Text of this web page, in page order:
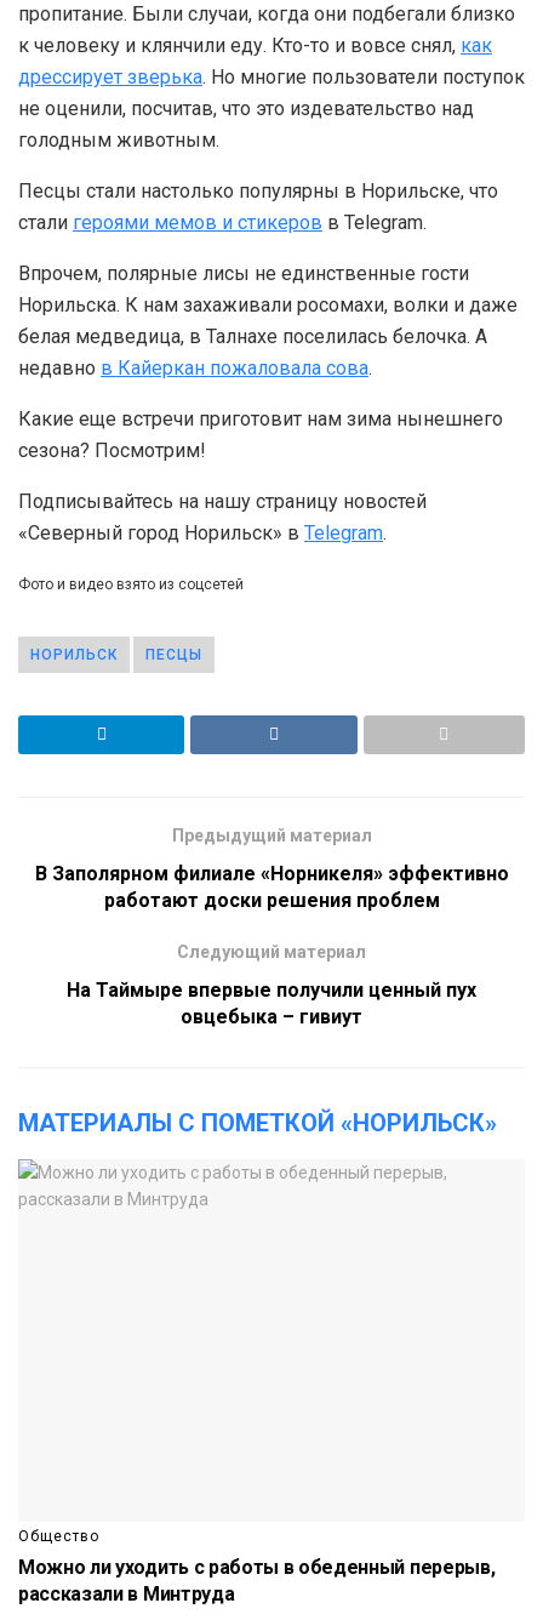
пропитание. Были случаи, когда они подбегали близко
к человеку и клянчили еду. Кто-то и вовсе снял, как
дрессирует зверька. Но многие пользователи поступок
не оценили, посчитав, что это издевательство над
голодным животным.
Песцы стали настолько популярны в Норильске, что
стали героями мемов и стикеров в Telegram.
Впрочем, полярные лисы не единственные гости
Норильска. К нам захаживали росомахи, волки и даже
белая медведица, в Талнахе поселилась белочка. А
недавно в Кайеркан пожаловала сова.
Какие еще встречи приготовит нам зима нынешнего
сезона? Посмотрим!
Подписывайтесь на нашу страницу новостей
«Северный город Норильск» в Telegram.
Фото и видео взято из соцсетей
НОРИЛЬСК ПЕСЦЫ
Предыдущий материал
В Заполярном филиале «Норникеля» эффективно
работают доски решения проблем
Следующий материал
На Таймыре впервые получили ценный пух
овцебыка – гивиут
МАТЕРИАЛЫ С ПОМЕТКОЙ «НОРИЛЬСК»
Общество
Можно ли уходить с работы в обеденный перерыв,
рассказали в Минтруда